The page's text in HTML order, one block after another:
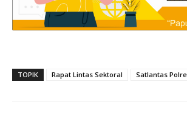
TOPIK Rapat Lintas Sektoral Satlantas